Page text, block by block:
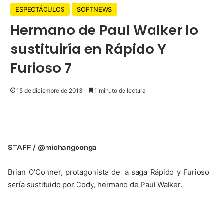
ESPECTÁCULOS SOFTNEWS
Hermano de Paul Walker lo
sustituiría en Rápido Y
Furioso 7
15 de diciembre de 2013 1 minuto de lectura
STAFF / @michangoonga
Brian O’Conner, protagonista de la saga Rápido y Furioso
sería sustituido por Cody, hermano de Paul Walker.